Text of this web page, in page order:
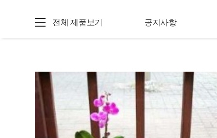
전체 제품보기 공지사항